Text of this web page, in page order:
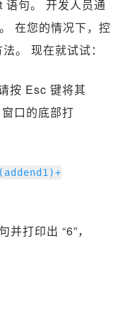
句。 开发人员通
在您的情况下，控
。 现在就试试：
按 Esc 键将其
口的底部打
( addend1 )+
打印出 “6”，